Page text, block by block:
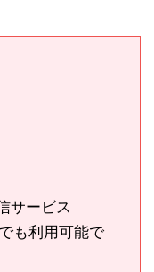
サービス
も利用可能で